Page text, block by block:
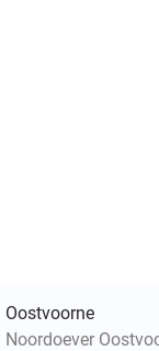
Oostvoorne
Noordoever